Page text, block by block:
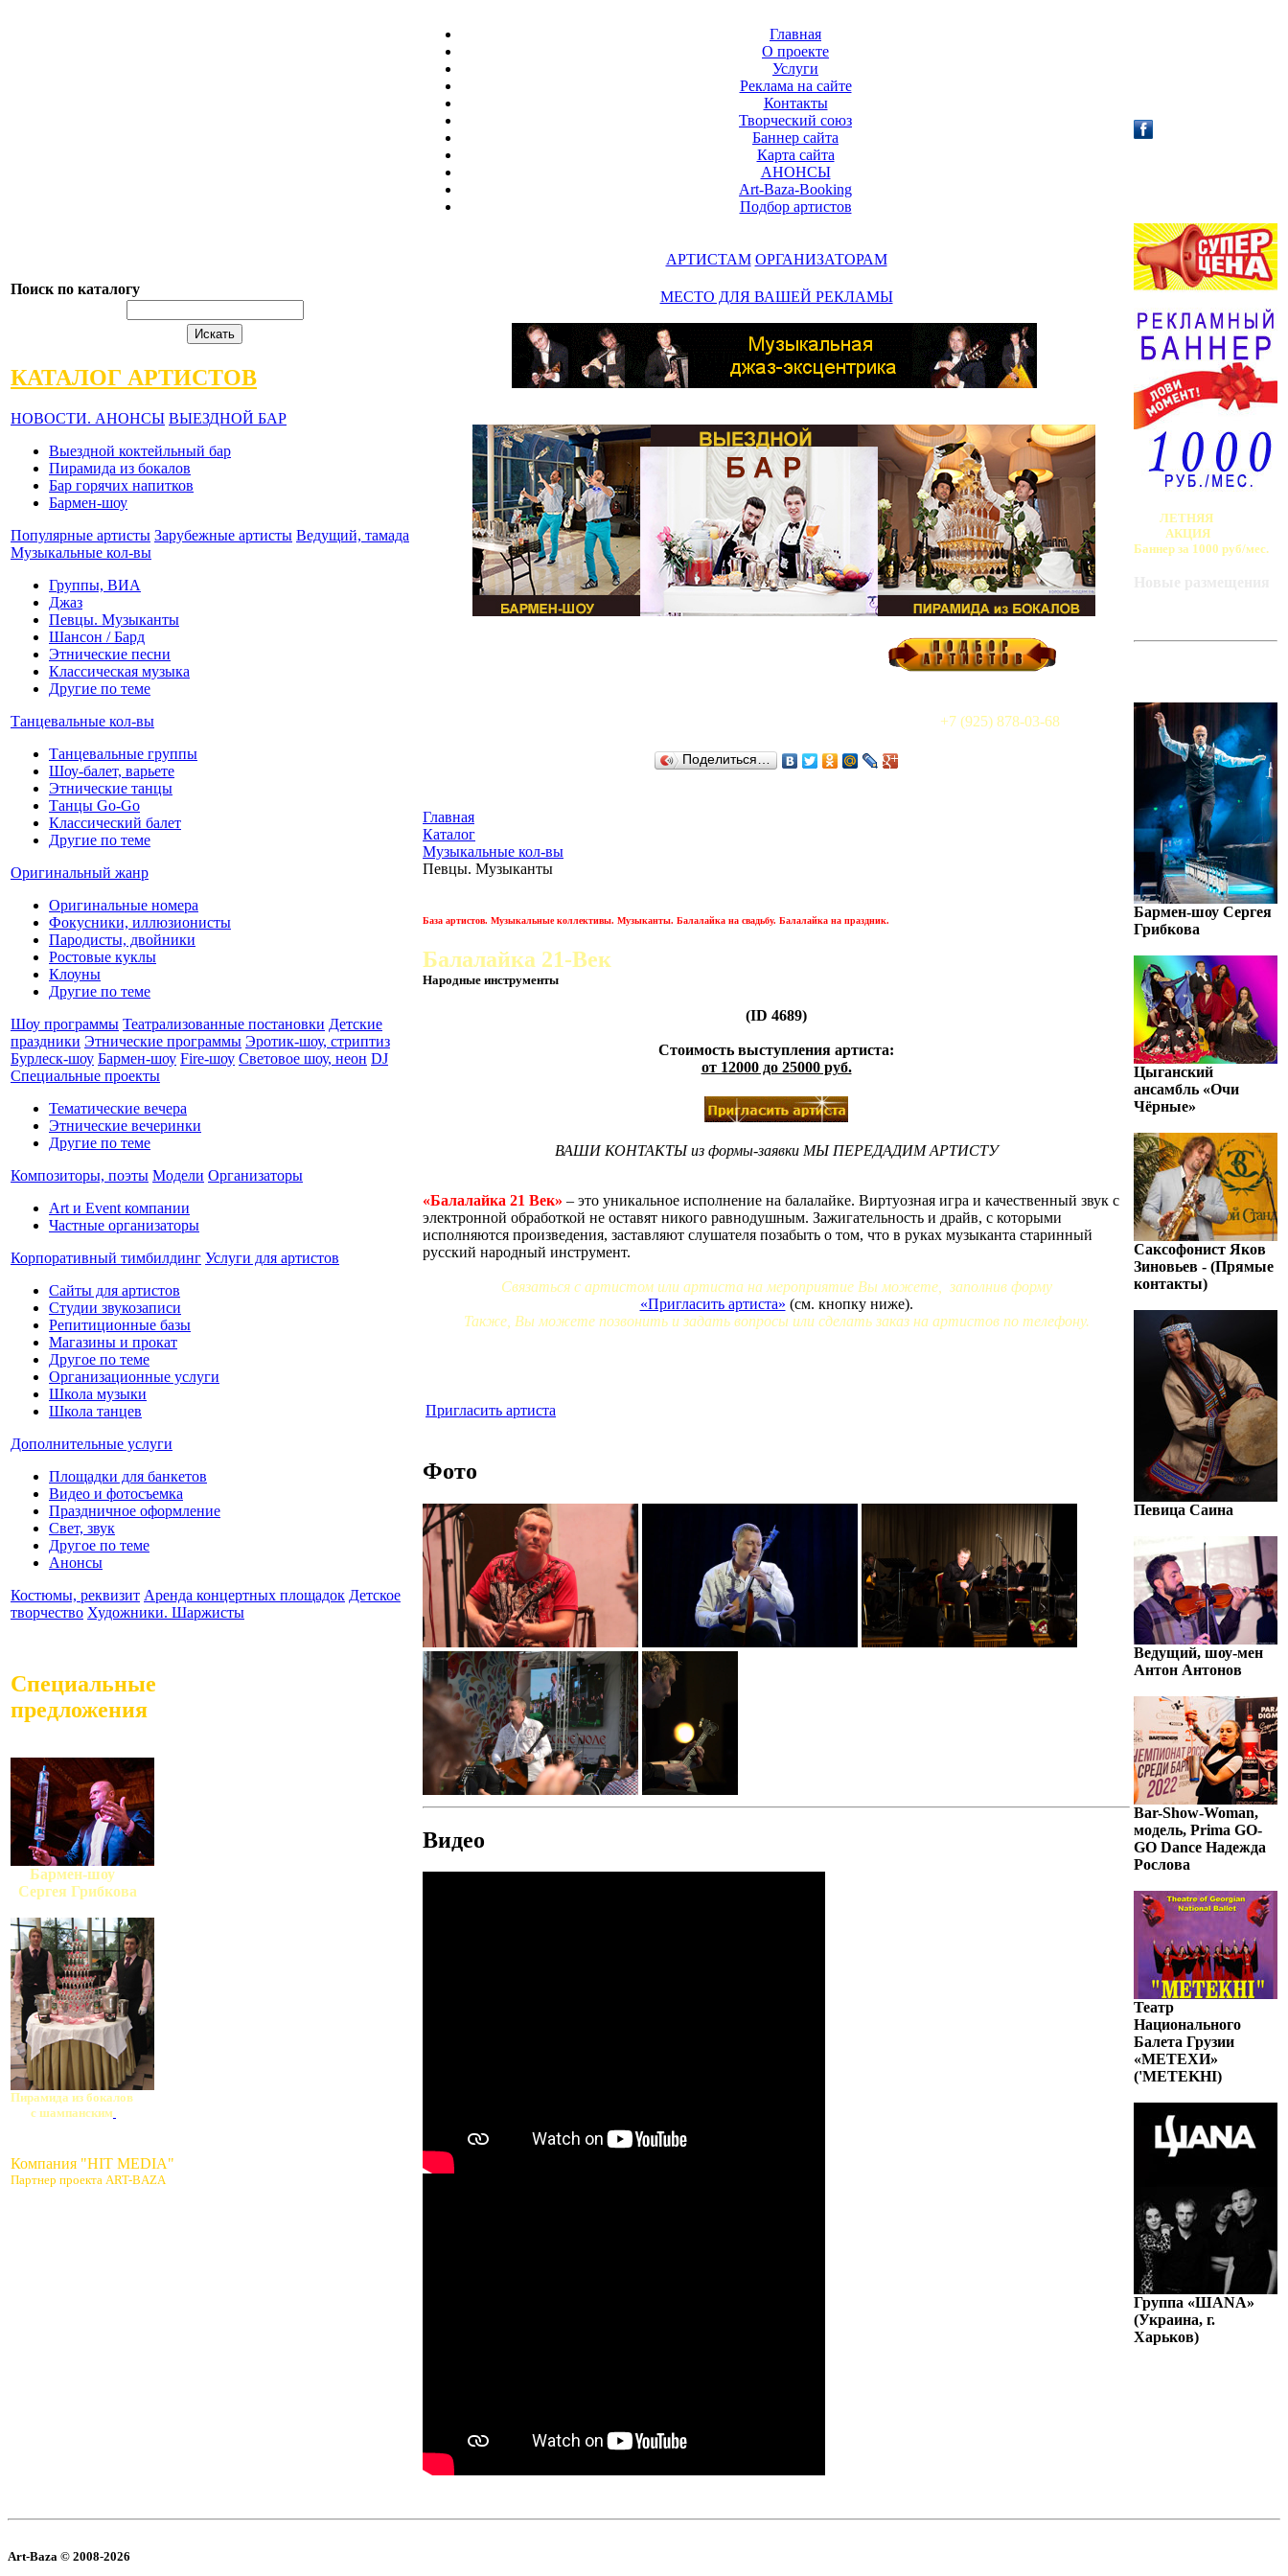
Поиск по каталогу
КАТАЛОГ АРТИСТОВ
НОВОСТИ. АНОНСЫ ВЫЕЗДНОЙ БАР
Выездной коктейльный бар
Пирамида из бокалов
Бар горячих напитков
Бармен-шоу
Популярные артисты Зарубежные артисты Ведущий, тамада
Музыкальные кол-вы
Группы, ВИА
Джаз
Певцы. Музыканты
Шансон / Бард
Этнические песни
Классическая музыка
Другие по теме
Танцевальные кол-вы
Танцевальные группы
Шоу-балет, варьете
Этнические танцы
Танцы Go-Go
Классический балет
Другие по теме
Оригинальный жанр
Оригинальные номера
Фокусники, иллюзионисты
Пародисты, двойники
Ростовые куклы
Клоуны
Другие по теме
Шоу программы Театрализованные постановки Детские
праздники Этнические программы Эротик-шоу, стриптиз
Бурлеск-шоу Бармен-шоу Fire-шоу Световое шоу, неон DJ
Специальные проекты
Тематические вечера
Этнические вечеринки
Другие по теме
Композиторы, поэты Модели Организаторы
Art и Event компании
Частные организаторы
Корпоративный тимбилдинг Услуги для артистов
Сайты для артистов
Студии звукозаписи
Репитиционные базы
Магазины и прокат
Другое по теме
Организационные услуги
Школа музыки
Школа танцев
Дополнительные услуги
Площадки для банкетов
Видео и фотосъемка
Праздничное оформление
Свет, звук
Другое по теме
Анонсы
Костюмы, реквизит Аренда концертных площадок Детское
творчество Художники. Шаржисты
Специальные
предложения
Бармен-шоу
Сергея Грибкова
Пирамида из бокалов
с шампанским
Компания "HIT MEDIA"
Партнер проекта ART-BAZA
Главная
О проекте
Услуги
Реклама на сайте
Контакты
Творческий союз
Баннер сайта
Карта сайта
АНОНСЫ
Art-Baza-Booking
Подбор артистов
АРТИСТАМ ОРГАНИЗАТОРАМ
МЕСТО ДЛЯ ВАШЕЙ РЕКЛАМЫ
+7 (925) 878-03-68
Поделиться…
Главная
Каталог
Музыкальные кол-вы
Певцы. Музыканты
База артистов. Музыкальные коллективы. Музыканты. Балалайка на свадьбу. Балалайка на праздник.
Балалайка 21-Век
Народные инструменты
(ID 4689)
Стоимость выступления артиста:
от 12000 до 25000 руб.
ВАШИ КОНТАКТЫ из формы-заявки МЫ ПЕРЕДАДИМ АРТИСТУ
«Балалайка 21 Век» – это уникальное исполнение на балалайке. Виртуозная игра и качественный звук с
электронной обработкой не оставят никого равнодушным. Зажигательность и драйв, с которыми
исполняются произведения, заставляют слушателя позабыть о том, что в руках музыканта старинный
русский народный инструмент.
Связаться с артистом или артиста на мероприятие Вы можете, заполнив форму
«Пригласить артиста» (см. кнопку ниже).
Также, Вы можете позвонить и задать вопросы или сделать заказ на артистов по телефону.
Пригласить артиста
Фото
Видео
ЛЕТНЯЯ
АКЦИЯ
Баннер за 1000 руб/мес.
Бармен-шоу Сергея
Грибкова
Цыганский
ансамбль «Очи
Чёрные»
Саксофонист Яков
Зиновьев - (Прямые
контакты)
Певица Саина
Ведущий, шоу-мен
Антон Антонов
Bar-Show-Woman,
модель, Prima GO-
GO Dance Надежда
Рослова
Театр
Национального
Балета Грузии
«МЕТЕХИ»
('METEKHI)
Группа «ШАNА»
(Украина, г.
Харьков)
Art-Baza © 2008-2026